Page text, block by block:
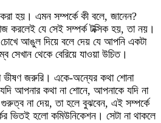
হয়। এমন সম্পর্কে কী বলে, জানেন?
করলেই যে সেই সম্পর্ক টক্সিক হয়, তা নয়।
আঙুল দিয়ে বলে দেয় যে আপনি একটা
সেখান থেকে বেরিয়ে যাওয়া উচিত।
ভীষণ জরুরি। একে-অন্যের কথা শোনা
আপনার কথা না শোনে, আপনাকে যদি না
না দেয়, তা হলে বুঝবেন, এই সম্পর্কে
ভিতই হলো কমিউনিকেশন। সেটা না থাকলে